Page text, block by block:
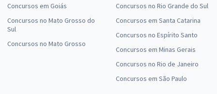
Concursos em Goiás
Concursos no Mato Grosso do
Sul
Concursos no Mato Grosso
Concursos no Rio Grande do Sul
Concursos em Santa Catarina
Concursos no Espírito Santo
Concursos em Minas Gerais
Concursos no Rio de Janeiro
Concursos em São Paulo